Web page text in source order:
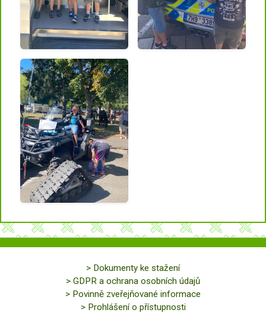
> Dokumenty ke stažení
> GDPR a ochrana osobních údajů
> Povinně zveřejňované informace
> Prohlášení o přístupnosti